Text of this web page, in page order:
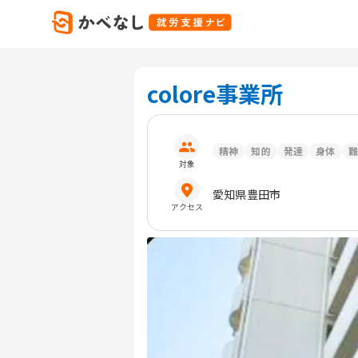
colore事業所
対象
精神 知的 発達 身体
アクセス
愛知県豊田市